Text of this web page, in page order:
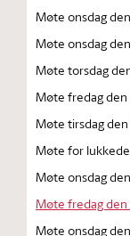
Møte onsdag
Møte onsdag
Møte torsdag
Møte fredag den
Møte tirsdag
Møte for
Møte onsdag
Møte fredag den
Møte onsdag